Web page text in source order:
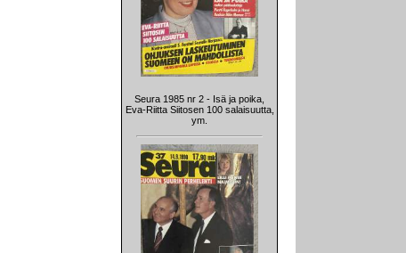
Seura 1985 nr 2 - Isä ja poika,
Eva-Riitta Siitosen 100 salaisuutta,
ym.